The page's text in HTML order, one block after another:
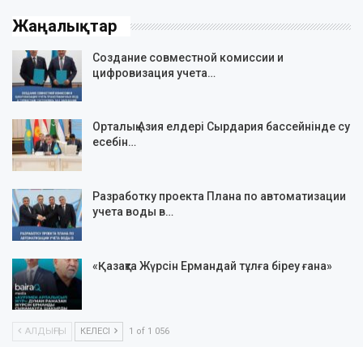
Жаңалықтар
Создание совместной комиссии и
цифровизация учета…
Орталық Азия елдері Сырдария бассейнінде су
есебін…
Разработку проекта Плана по автоматизации
учета воды в…
«Қазақта Жүрсін Ермандай тұлға біреу ғана»
АЛДЫҢҒЫ КЕЛЕСІ 1 of 1 056